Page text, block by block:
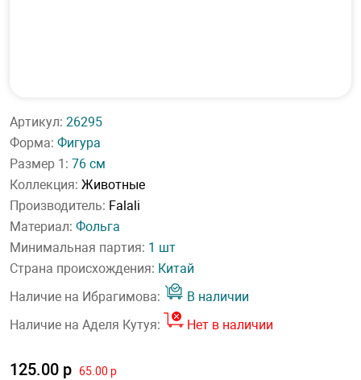
Артикул: 26295
Форма: Фигура
Размер 1: 76 см
Коллекция: Животные
Производитель: Falali
Материал: Фольга
Минимальная партия: 1 шт
Страна происхождения: Китай
Наличие на Ибрагимова:
В наличии
Наличие на Аделя Кутуя:
Нет в наличии
125.00 р 65.00 р